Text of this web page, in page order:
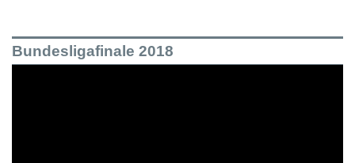
Bundesligafinale 2018